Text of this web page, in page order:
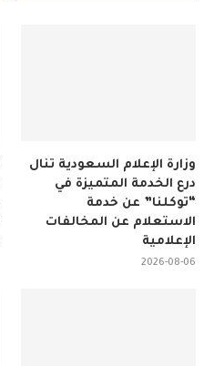
وزارة الإعلام السعودية تنال
درع الخدمة المتميزة في
“توكلنا” عن خدمة
الاستعلام عن المخالفات
الإعلامية
2026-08-06